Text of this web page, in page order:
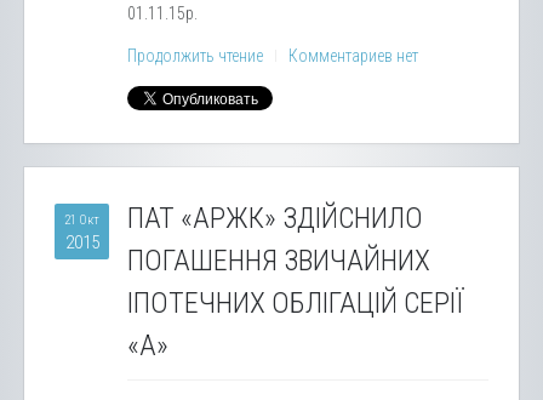
01.11.15р.
Продолжить чтение Комментариев нет
21 Окт
2015
ПАТ «АРЖК» ЗДІЙСНИЛО
ПОГАШЕННЯ ЗВИЧАЙНИХ
ІПОТЕЧНИХ ОБЛІГАЦІЙ СЕРІЇ
«А»